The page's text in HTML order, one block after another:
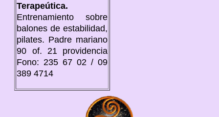
Terapeútica.
Entrenamiento sobre
balones de estabilidad,
pilates. Padre mariano
90 of. 21 providencia
Fono: 235 67 02 / 09
389 4714